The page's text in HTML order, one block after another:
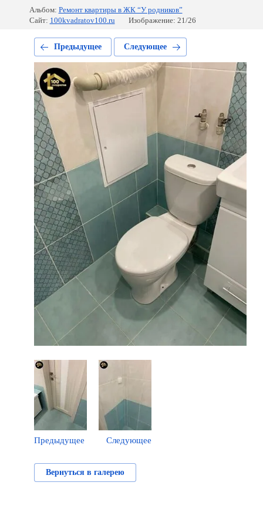
Альбом: Ремонт квартиры в ЖК “У родников”
Сайт: 100kvadratov100.ru Изображение: 21/26
Предыдущее Следующее
Предыдущее Следующее
Вернуться в галерею